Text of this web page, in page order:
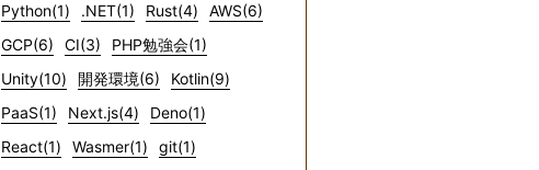
Python(1)
.NET(1) Rust(4)
AWS(6)
GCP(6)
CI(3)
PHP勉強会(1)
Unity(10)
開発環境(6)
Kotlin(9)
PaaS(1)
Next.js(4)
Deno(1)
React(1)
Wasmer(1)
git(1)